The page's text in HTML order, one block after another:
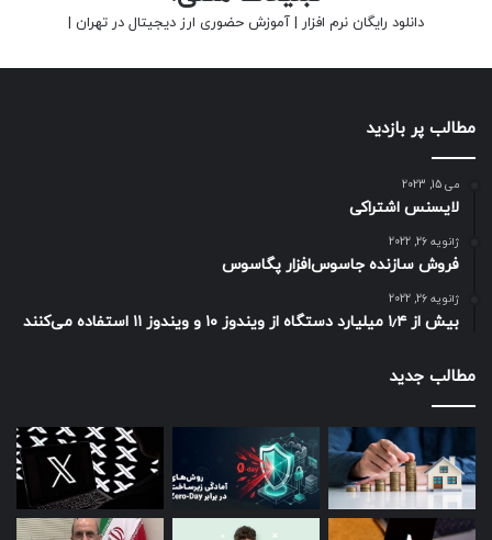
دانلود رایگان نرم افزار | آموزش حضوری ارز دیجیتال در تهران |
مطالب پر بازدید
می 15, 2023
لایسنس اشتراکی
ژانویه 26, 2022
فروش سازنده جاسوس‌افزار پگاسوس
ژانویه 26, 2022
بیش از ۱٫۴ میلیارد دستگاه از ویندوز ۱۰ و ویندوز ۱۱ استفاده می‌کنند
مطالب جدید